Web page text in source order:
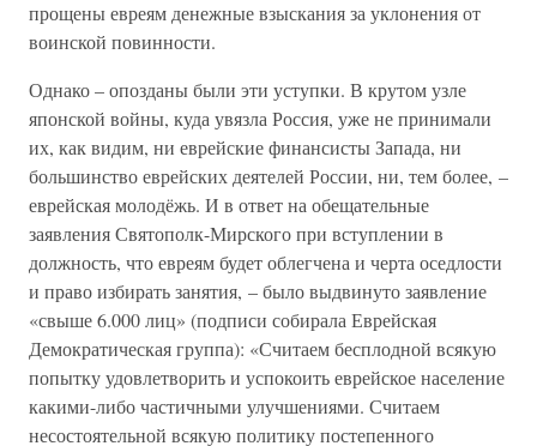
прощены евреям денежные взыскания за уклонения от
воинской повинности.
Однако – опозданы были эти уступки. В крутом узле
японской войны, куда увязла Россия, уже не принимали
их, как видим, ни еврейские финансисты Запада, ни
большинство еврейских деятелей России, ни, тем более, –
еврейская молодёжь. И в ответ на обещательные
заявления Святополк-Мирского при вступлении в
должность, что евреям будет облегчена и черта оседлости
и право избирать занятия, – было выдвинуто заявление
«свыше 6.000 лиц» (подписи собирала Еврейская
Демократическая группа): «Считаем бесплодной всякую
попытку удовлетворить и успокоить еврейское население
какими-либо частичными улучшениями. Считаем
несостоятельной всякую политику постепенного